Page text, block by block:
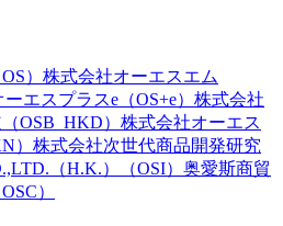
） 株式会社オーエスエム
エスプラスe（OS+e） 株式会社
OSB_HKD） 株式会社オーエス
） 株式会社次世代商品開発研究
（H.K.）（OSI） 奥愛斯商貿
）